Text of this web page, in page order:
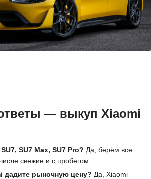
— выкуп Xiaomi
SU7 Max, SU7 Pro? Да, берём все
свежие и с пробегом.
дадите рыночную цену? Да, Xiaomi